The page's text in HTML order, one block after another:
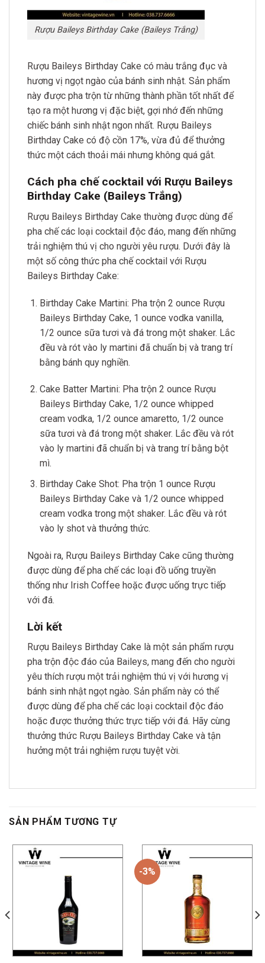
Rượu Baileys Birthday Cake (Baileys Trắng)
Rượu Baileys Birthday Cake có màu trắng đục và
hương vị ngọt ngào của bánh sinh nhật. Sản phẩm
này được pha trộn từ những thành phần tốt nhất để
tạo ra một hương vị đặc biệt, gợi nhớ đến những
chiếc bánh sinh nhật ngon nhất. Rượu Baileys
Birthday Cake có độ cồn 17%, vừa đủ để thưởng
thức một cách thoải mái nhưng không quá gắt.
Cách pha chế cocktail với Rượu Baileys
Birthday Cake (Baileys Trắng)
Rượu Baileys Birthday Cake thường được dùng để
pha chế các loại cocktail độc đáo, mang đến những
trải nghiệm thú vị cho người yêu rượu. Dưới đây là
một số công thức pha chế cocktail với Rượu
Baileys Birthday Cake:
Birthday Cake Martini: Pha trộn 2 ounce Rượu
Baileys Birthday Cake, 1 ounce vodka vanilla,
1/2 ounce sữa tươi và đá trong một shaker. Lắc
đều và rót vào ly martini đã chuẩn bị và trang trí
bằng bánh quy nghiền.
Cake Batter Martini: Pha trộn 2 ounce Rượu
Baileys Birthday Cake, 1/2 ounce whipped
cream vodka, 1/2 ounce amaretto, 1/2 ounce
sữa tươi và đá trong một shaker. Lắc đều và rót
vào ly martini đã chuẩn bị và trang trí bằng bột
mì.
Birthday Cake Shot: Pha trộn 1 ounce Rượu
Baileys Birthday Cake và 1/2 ounce whipped
cream vodka trong một shaker. Lắc đều và rót
vào ly shot và thưởng thức.
Ngoài ra, Rượu Baileys Birthday Cake cũng thường
được dùng để pha chế các loại đồ uống truyền
thống như Irish Coffee hoặc được uống trực tiếp
với đá.
Lời kết
Rượu Baileys Birthday Cake là một sản phẩm rượu
pha trộn độc đáo của Baileys, mang đến cho người
yêu thích rượu một trải nghiệm thú vị với hương vị
bánh sinh nhật ngọt ngào. Sản phẩm này có thể
được dùng để pha chế các loại cocktail độc đáo
hoặc được thưởng thức trực tiếp với đá. Hãy cùng
thưởng thức Rượu Baileys Birthday Cake và tận
hưởng một trải nghiệm rượu tuyệt vời.
SẢN PHẨM TƯƠNG TỰ
-3%